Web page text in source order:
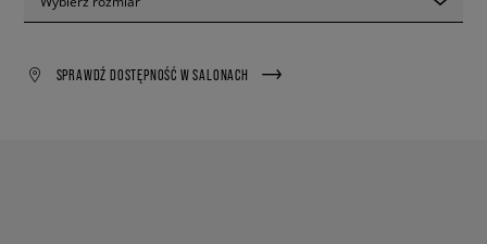
SPRAWDŹ DOSTĘPNOŚĆ W SALONACH